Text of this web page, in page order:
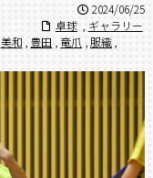
2024/06/25
卓球
ギャラリー
美和 豊田 竜爪 服織